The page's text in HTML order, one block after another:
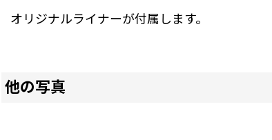
オリジナルライナーが付属します。
他の写真